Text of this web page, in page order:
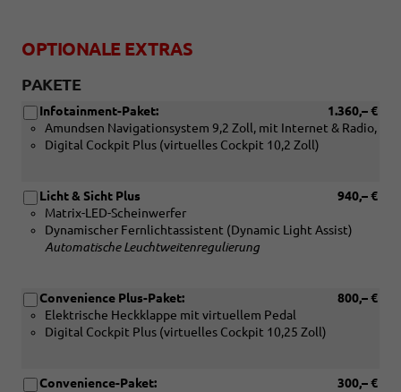
OPTIONALE EXTRAS
PAKETE
1.360,– €
Infotainment-Paket:
Amundsen Navigationsystem 9,2 Zoll, mit Internet & Radio,
Digital Cockpit Plus (virtuelles Cockpit 10,2 Zoll)
940,– €
Licht & Sicht Plus
Matrix-LED-Scheinwerfer
Dynamischer Fernlichtassistent (Dynamic Light Assist)
Automatische Leuchtweitenregulierung
800,– €
Convenience Plus-Paket:
Elektrische Heckklappe mit virtuellem Pedal
Digital Cockpit Plus (virtuelles Cockpit 10,25 Zoll)
300,– €
Convenience-Paket: